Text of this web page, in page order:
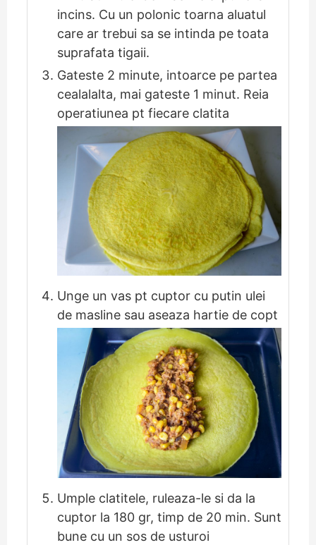
incins. Cu un polonic toarna aluatul
care ar trebui sa se intinda pe toata
suprafata tigaii.
Gateste 2 minute, intoarce pe partea
cealalalta, mai gateste 1 minut. Reia
operatiunea pt fiecare clatita
Unge un vas pt cuptor cu putin ulei
de masline sau aseaza hartie de copt
Umple clatitele, ruleaza-le si da la
cuptor la 180 gr, timp de 20 min. Sunt
bune cu un sos de usturoi